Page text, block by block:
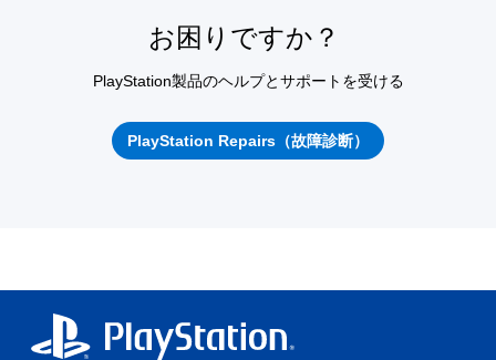
お困りですか？
PlayStation製品のヘルプとサポートを受ける
PlayStation Repairs（故障診断）